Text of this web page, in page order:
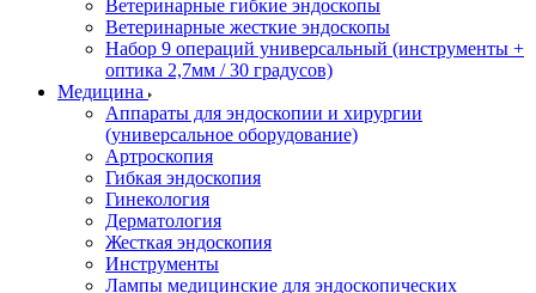
Ветеринарные гибкие эндоскопы
Ветеринарные жесткие эндоскопы
Набор 9 операций универсальный (инструменты +
оптика 2,7мм / 30 градусов)
Медицина
Аппараты для эндоскопии и хирургии
(универсальное оборудование)
Артроскопия
Гибкая эндоскопия
Гинекология
Дерматология
Жесткая эндоскопия
Инструменты
Лампы медицинские для эндоскопических